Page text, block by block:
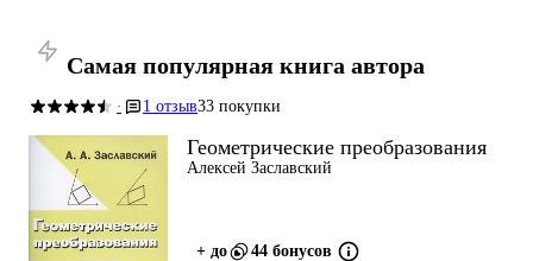
Самая популярная книга автора
· 1 отзыв33 покупки
Геометрические преобразования
Алексей Заславский
+ до 44 бонусов